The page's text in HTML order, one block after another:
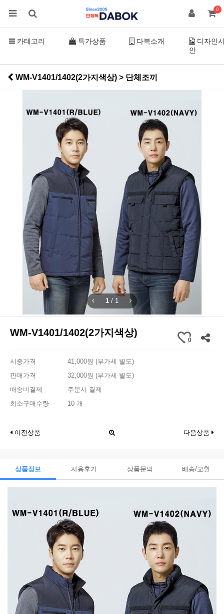
0
카테고리 특가상품 다복소개
디자인
안
WM-V1401/1402(2가지색상) > 단체조끼
1 / 1
WM-V1401/1402(2가지색상)
0
시중가격
41,000원 (부가세 별도)
판매가격
32,000원 (부가세 별도)
배송비결제
주문시 결제
최소구매수량
10 개
이전상품 다음상품
상품정보 사용후기 상품문의 배송/교환